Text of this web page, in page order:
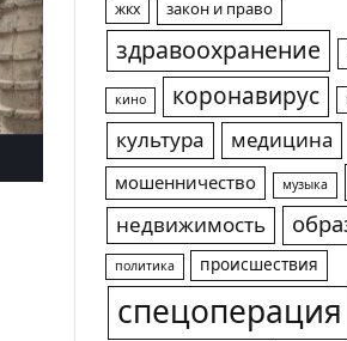
жкх закон и право
здравоохранение
кино коронавирус
культура медицина
мошенничество музыка
недвижимость
политика происшествия
спецоперация